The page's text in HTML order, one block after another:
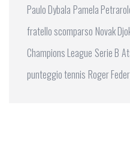
Paulo Dybala Pamela
fratello scomparso Novak
Champions League Serie B
punteggio tennis Roger